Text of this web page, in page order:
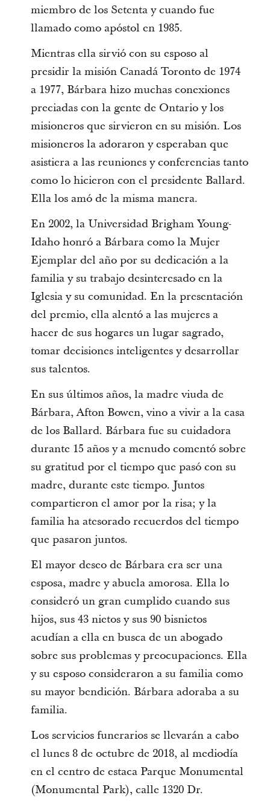
miembro de los Setenta y cuando fue
llamado como apóstol en 1985.
Mientras ella sirvió con su esposo al
presidir la misión Canadá Toronto de 1974
a 1977, Bárbara hizo muchas conexiones
preciadas con la gente de Ontario y los
misioneros que sirvieron en su misión. Los
misioneros la adoraron y esperaban que
asistiera a las reuniones y conferencias tanto
como lo hicieron con el presidente Ballard.
Ella los amó de la misma manera.
En 2002, la Universidad Brigham Young-
Idaho honró a Bárbara como la Mujer
Ejemplar del año por su dedicación a la
familia y su trabajo desinteresado en la
Iglesia y su comunidad. En la presentación
del premio, ella alentó a las mujeres a
hacer de sus hogares un lugar sagrado,
tomar decisiones inteligentes y desarrollar
sus talentos.
En sus últimos años, la madre viuda de
Bárbara, Afton Bowen, vino a vivir a la casa
de los Ballard. Bárbara fue su cuidadora
durante 15 años y a menudo comentó sobre
su gratitud por el tiempo que pasó con su
madre, durante este tiempo. Juntos
compartieron el amor por la risa; y la
familia ha atesorado recuerdos del tiempo
que pasaron juntos.
El mayor deseo de Bárbara era ser una
esposa, madre y abuela amorosa. Ella lo
consideró un gran cumplido cuando sus
hijos, sus 43 nietos y sus 90 bisnietos
acudían a ella en busca de un abogado
sobre sus problemas y preocupaciones. Ella
y su esposo consideraron a su familia como
su mayor bendición. Bárbara adoraba a su
familia.
Los servicios funerarios se llevarán a cabo
el lunes 8 de octubre de 2018, al mediodía
en el centro de estaca Parque Monumental
(Monumental Park), calle 1320 Dr.